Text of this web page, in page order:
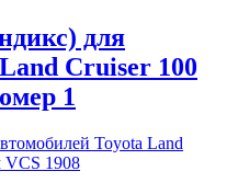
для
Cruiser 100
1
Toyota Land
VCS 1908